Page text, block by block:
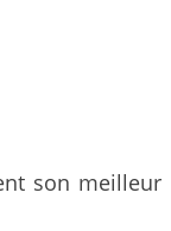
son meilleur